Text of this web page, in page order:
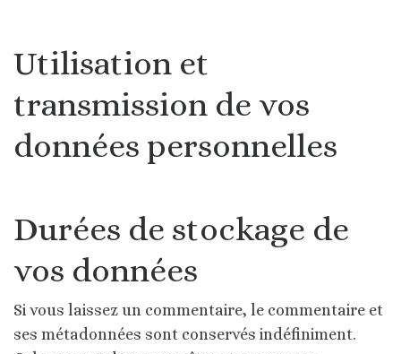
Utilisation et
transmission de vos
données personnelles
Durées de stockage de
vos données
Si vous laissez un commentaire, le commentaire et
ses métadonnées sont conservés indéfiniment.